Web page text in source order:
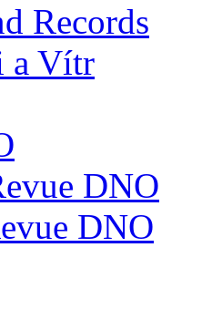
Records
a Vítr
DNO
DNO